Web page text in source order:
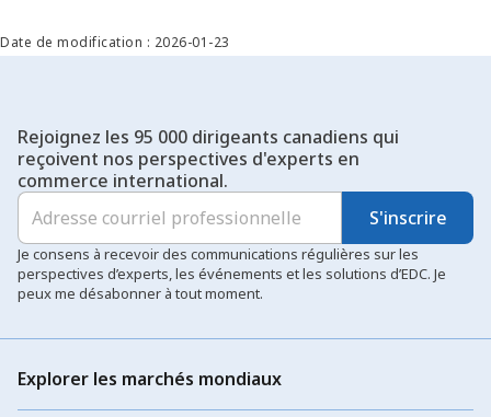
Date de modification : 2026-01-23
Rejoignez les 95 000 dirigeants canadiens qui
reçoivent nos perspectives d'experts en
commerce international.
S'inscrire
Je consens à recevoir des communications régulières sur les
perspectives d’experts, les événements et les solutions d’EDC. Je
peux me désabonner à tout moment.
Explorer les marchés mondiaux